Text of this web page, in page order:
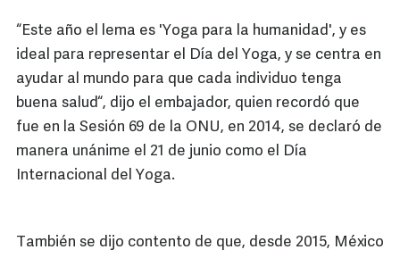
“Este año el lema es 'Yoga para la humanidad', y es
ideal para representar el Día del Yoga, y se centra en
ayudar al mundo para que cada individuo tenga
buena salud“, dijo el embajador, quien recordó que
fue en la Sesión 69 de la ONU, en 2014, se declaró de
manera unánime el 21 de junio como el Día
Internacional del Yoga.
También se dijo contento de que, desde 2015, México